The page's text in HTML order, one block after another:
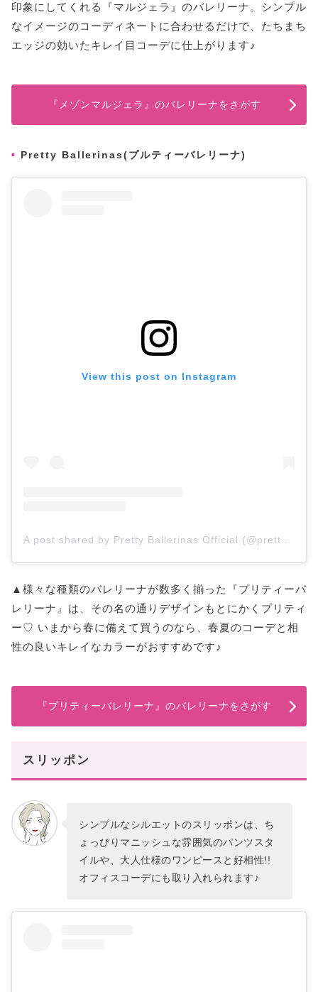
印象にしてくれる『マルジェラ』のバレリーナ。シンプル
なイメージのコーディネートに合わせるだけで、たちまち
エッジの効いたキレイ目コーデに仕上がります♪
『メゾンマルジェラ』のバレリーナをさがす
Pretty Ballerinas(プルティーバレリーナ)
View this post on Instagram
▲様々な種類のバレリーナが数多く揃った『プリティーバ
レリーナ』は、その名の通りデザインもとにかくプリティ
ー♡ いまから春に備えて買うのなら、春夏のコーデと相
性の良いキレイなカラーがおすすめです♪
『プリティーバレリーナ』のバレリーナをさがす
スリッポン
シンプルなシルエットのスリッポンは、ち
ょっぴりマニッシュな雰囲気のパンツスタ
イルや、大人仕様のワンピースと好相性!!
オフィスコーデにも取り入れられます♪